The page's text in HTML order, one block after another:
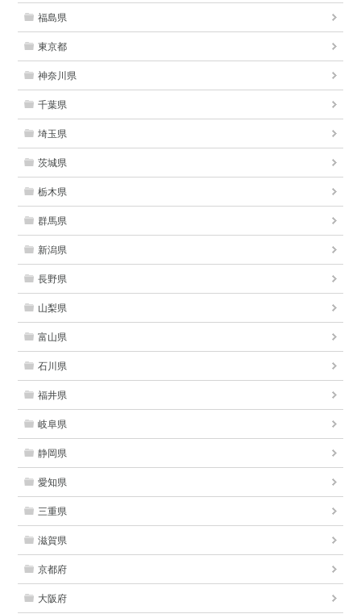
福島県
東京都
神奈川県
千葉県
埼玉県
茨城県
栃木県
群馬県
新潟県
長野県
山梨県
富山県
石川県
福井県
岐阜県
静岡県
愛知県
三重県
滋賀県
京都府
大阪府